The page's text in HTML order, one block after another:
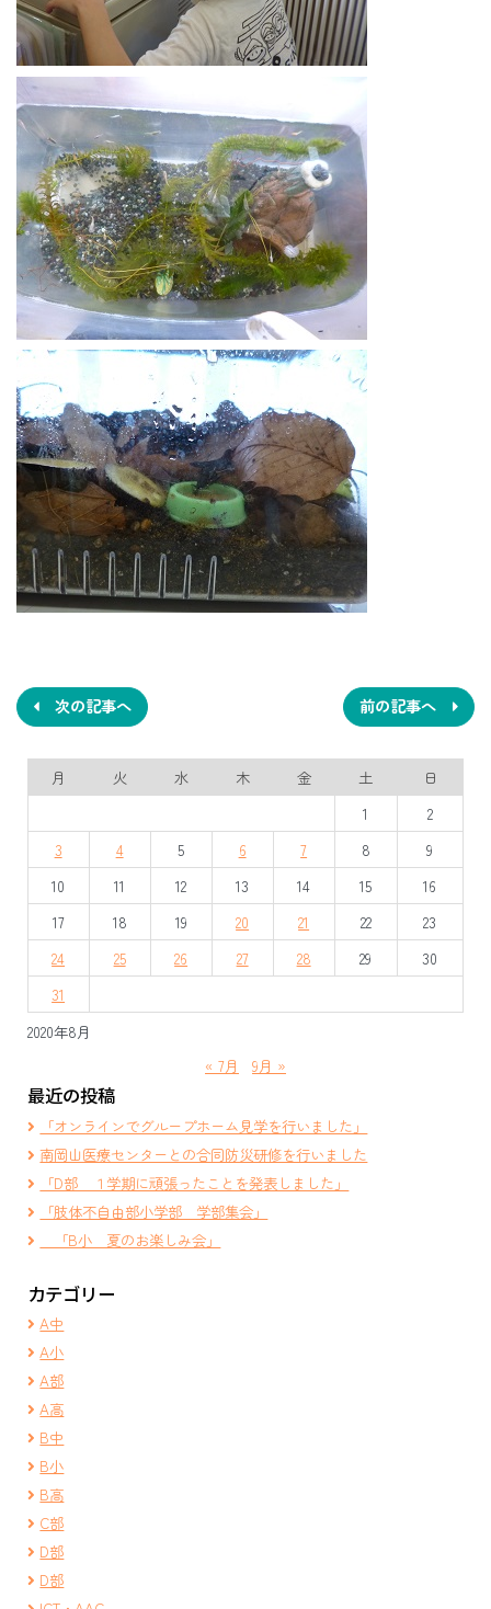
稿
ナ
ビ
ゲ
ー
シ
ョ
ン
前の記事へ
次の記事へ
2020年8月
月 火 水 木 金 土
日
1
2
3
4 5 6 7 8
9
10
11 12 13 14 15
16
17
18 19 20 21 22
23
24
25 26 27 28 29
30
31
« 7月 9月 »
最近の投稿
「オンラインでグループホーム見学を行いました」
南岡山医療センターとの合同防災研修を行いました
「D部 １学期に頑張ったことを発表しました」
「肢体不自由部小学部 学部集会」
「B小 夏のお楽しみ会」
カテゴリー
A中
A小
A部
A高
B中
B小
B高
C部
D部
D部